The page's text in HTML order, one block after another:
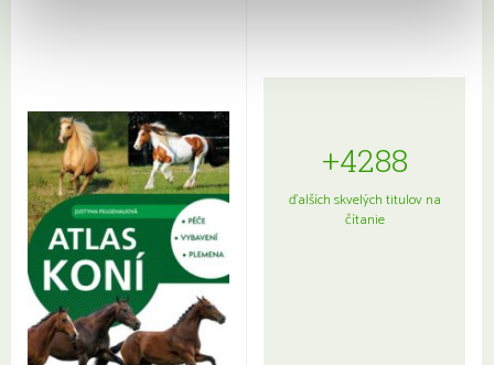
+4288
ďalších skvelých titulov na
čítanie